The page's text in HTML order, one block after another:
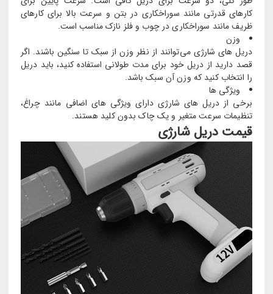
کارهای قدرتی مانند سوراخکاری در بتن و سرعت بالا برای کارهای
ظریف مانند سوراخکاری در چوب و فلز نازک مناسب است.
وزن
دریل های شارژی می‌توانند از نظر وزن از سبک تا سنگین باشند. اگر
قصد دارید از دریل خود برای مدت طولانی استفاده کنید، باید دریل
را انتخاب کنید که وزن آن سبک باشد.
ویژگی ها
برخی از دریل های شارژی دارای ویژگی های اضافی مانند چراغ،
تنظیمات سرعت متغیر و یک چاک بدون کلید هستند.
قیمت دریل شارژی